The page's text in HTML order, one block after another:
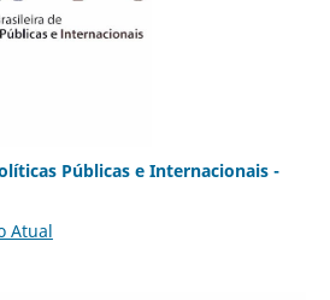
Públicas e Internacionais -
Atual